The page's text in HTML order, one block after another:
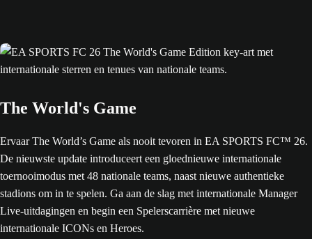
The World's Game
Ervaar The World’s Game als nooit tevoren in EA SPORTS FC™ 26.
De nieuwste update introduceert een gloednieuwe internationale
toernooimodus met 48 nationale teams, naast nieuwe authentieke
stadions om in te spelen. Ga aan de slag met internationale Manager
Live-uitdagingen en begin een Spelerscarrière met nieuwe
internationale ICONs en Heroes.